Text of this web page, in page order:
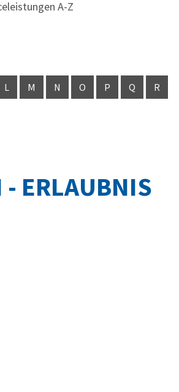
A-Z
L M N O P Q R
- ERLAUBNIS